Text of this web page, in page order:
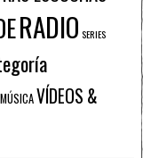
RADIO SERIES
VÍDEOS &